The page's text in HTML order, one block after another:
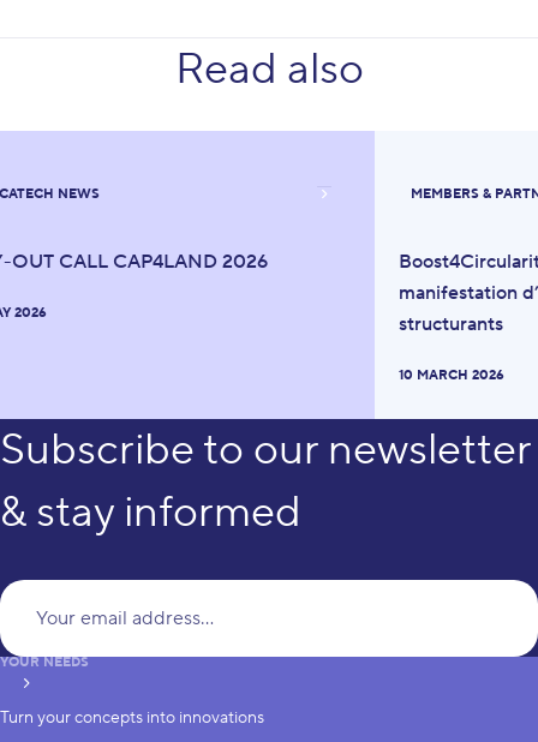
Read also
OUT CALL CAP4LAND 2026
2026
NEWS
manifestation
structurants
10 MARCH 2026
MEMBERS &
Subscribe to our newsletter
& stay informed
subscribe
YOUR NEEDS
Turn your concepts into innovations